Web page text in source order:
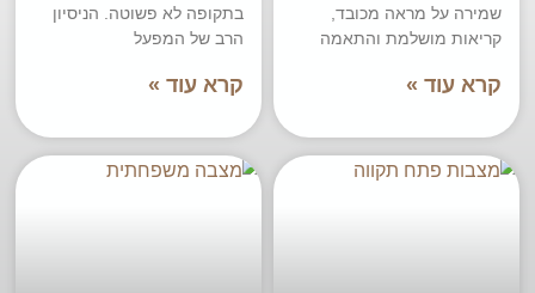
שמירה על מראה מכובד,
קריאות מושלמת והתאמה
קרא עוד »
בתקופה לא פשוטה. הניסיון
הרב של המפעל
קרא עוד »